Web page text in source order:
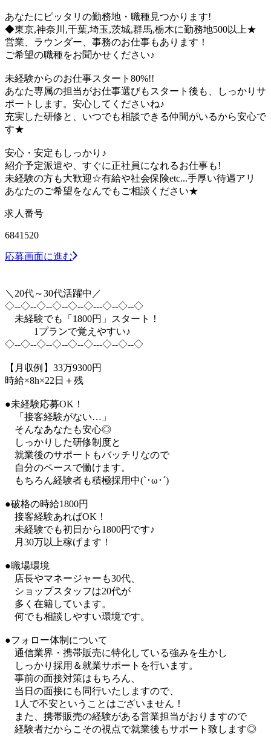
あなたにピッタリの勤務地・職種見つかります!
◆東京,神奈川,千葉,埼玉,茨城,群馬,栃木に勤務地500以上★
営業、ラウンダー、事務のお仕事もあります！
ご希望の職種をお聞かせください♪
未経験からのお仕事スタート80%!!
あなた専属の担当がお仕事選びもスタート後も、しっかりサ
ポートします。安心してくださいね♪
充実した研修と、いつでも相談できる仲間がいるから安心で
す★
安心・安定もしっかり♪
紹介予定派遣や、すぐに正社員になれるお仕事も!
未経験の方も大歓迎☆有給や社会保険etc...手厚い待遇アリ
あなたのご希望をなんでもご相談ください★
求人番号
6841520
応募画面に進む
＼20代～30代活躍中／
◇--◇--◇--◇--◇--◇---◇--◇--◇
未経験でも「1800円」スタート！
1プランで覚えやすい♪
◇--◇--◇--◇--◇--◇---◇--◇--◇
【月収例】33万9300円
時給×8h×22日＋残
●未経験応募OK！
「接客経験がない…」
そんなあなたも安心◎
しっかりした研修制度と
就業後のサポートもバッチリなので
自分のペースで働けます。
もちろん経験者も積極採用中(`･ω･´)
●破格の時給1800円
接客経験あればOK！
未経験でも初日から1800円です♪
月30万以上稼げます！
●職場環境
店長やマネージャーも30代、
ショップスタッフは20代が
多く在籍しています。
何でも相談しやすい環境です。
●フォロー体制について
通信業界・携帯販売に特化している強みを生かし
しっかり採用＆就業サポートを行います。
事前の面接対策はもちろん、
当日の面接にも同行いたしますので、
1人で不安ということはございません！
また、携帯販売の経験がある営業担当がおりますので
経験者だからこその視点で就業後もサポート致します◎